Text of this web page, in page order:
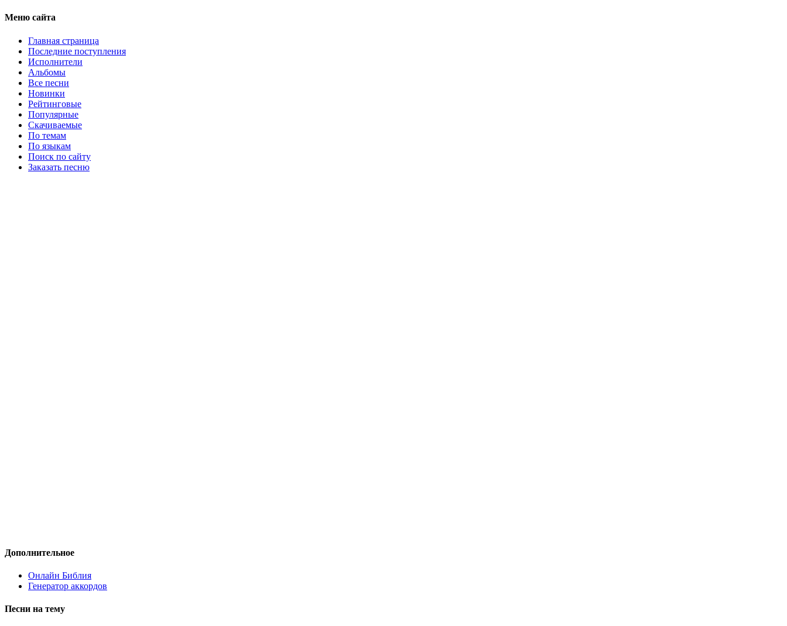
Меню сайта
Главная страница
Последние поступления
Исполнители
Альбомы
Все песни
Новинки
Рейтинговые
Популярные
Скачиваемые
По темам
По языкам
Поиск по сайту
Заказать песню
Дополнительное
Онлайн Библия
Генератор аккордов
Песни на тему